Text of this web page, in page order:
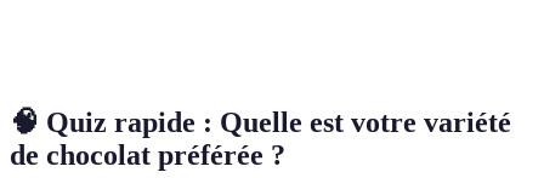
🧠 Quiz rapide : Quelle est votre variété
de chocolat préférée ?